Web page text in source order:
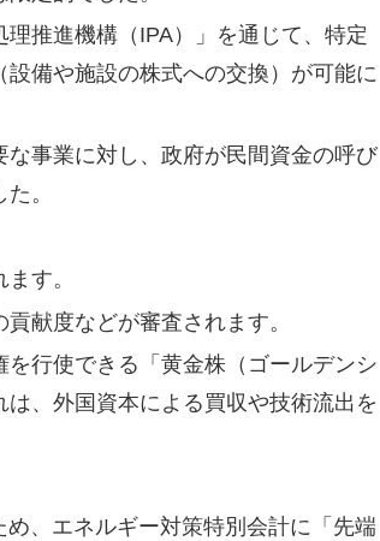
推進機構（IPA）」を通じて、特定
備や施設の株式への交換）が可能に
事業に対し、政府が民間資金の呼び
。
す。
献度などが審査されます。
行使できる「黄金株（ゴールデンシ
、外国資本による買収や技術流出を
、エネルギー対策特別会計に「先端